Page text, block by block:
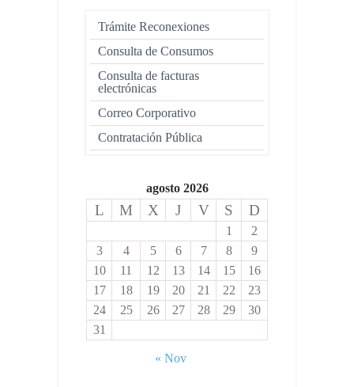
Trámite Reconexiones
Consulta de Consumos
Consulta de facturas
electrónicas
Correo Corporativo
Contratación Pública
agosto 2026
L M X J V S D
1
2
3
4 5 6 7 8
9
10
11 12 13 14 15
16
17
18 19 20 21 22
23
24
25 26 27 28 29
30
31
« Nov